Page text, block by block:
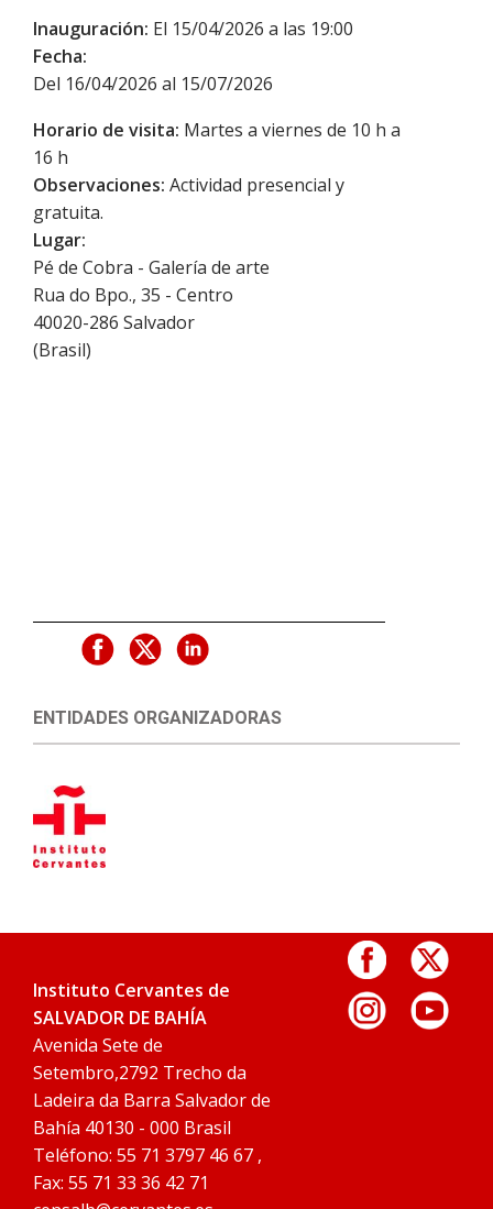
Inauguración: El 15/04/2026 a las 19:00
Fecha:
Del 16/04/2026 al 15/07/2026
Horario de visita: Martes a viernes de 10 h a
16 h
Observaciones: Actividad presencial y
gratuita.
Lugar:
Pé de Cobra - Galería de arte
Rua do Bpo., 35 - Centro
40020-286 Salvador
(Brasil)
ENTIDADES ORGANIZADORAS
Instituto Cervantes de
SALVADOR DE BAHÍA
Avenida Sete de
Setembro,2792 Trecho da
Ladeira da Barra Salvador de
Bahía 40130 - 000 Brasil
Teléfono: 55 71 3797 46 67 ,
Fax: 55 71 33 36 42 71